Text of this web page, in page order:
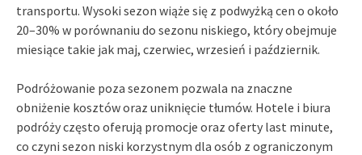
transportu. Wysoki sezon wiąże się z podwyżką cen o około
20–30% w porównaniu do sezonu niskiego, który obejmuje
miesiące takie jak maj, czerwiec, wrzesień i październik.
Podróżowanie poza sezonem pozwala na znaczne
obniżenie kosztów oraz uniknięcie tłumów. Hotele i biura
podróży często oferują promocje oraz oferty last minute,
co czyni sezon niski korzystnym dla osób z ograniczonym